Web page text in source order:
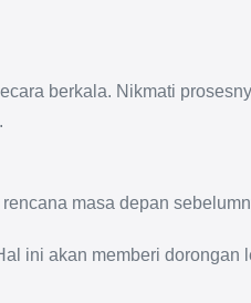
berkala. Nikmati
masa depan
ini akan memberi dorongan